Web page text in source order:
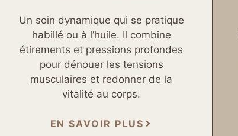
Un soin dynamique qui se pratique
habillé ou à l’huile. Il combine
étirements et pressions profondes
pour dénouer les tensions
musculaires et redonner de la
vitalité au corps.
EN SAVOIR PLUS